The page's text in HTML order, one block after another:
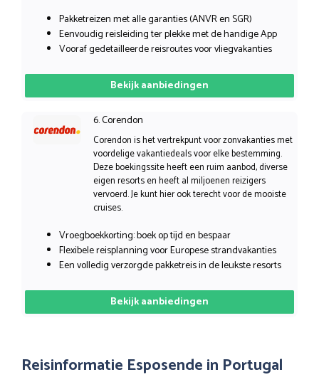
Pakketreizen met alle garanties (ANVR en SGR)
Eenvoudig reisleiding ter plekke met de handige App
Vooraf gedetailleerde reisroutes voor vliegvakanties
Bekijk aanbiedingen
6. Corendon
Corendon is het vertrekpunt voor zonvakanties met
voordelige vakantiedeals voor elke bestemming.
Deze boekingssite heeft een ruim aanbod, diverse
eigen resorts en heeft al miljoenen reizigers
vervoerd. Je kunt hier ook terecht voor de mooiste
cruises.
Vroegboekkorting: boek op tijd en bespaar
Flexibele reisplanning voor Europese strandvakanties
Een volledig verzorgde pakketreis in de leukste resorts
Bekijk aanbiedingen
Reisinformatie Esposende in Portugal